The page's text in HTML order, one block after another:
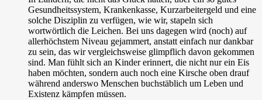
Gesundheitssystem, Krankenkasse, Kurzarbeitergeld und eine
solche Disziplin zu verfügen, wie wir, stapeln sich
wortwörtlich die Leichen. Bei uns dagegen wird (noch) auf
allerhöchstem Niveau gejammert, anstatt einfach nur dankbar
zu sein, das wir vergleichsweise glimpflich davon gekommen
sind. Man fühlt sich an Kinder erinnert, die nicht nur ein Eis
haben möchten, sondern auch noch eine Kirsche oben drauf
während anderswo Menschen buchstäblich um Leben und
Existenz kämpfen müssen.